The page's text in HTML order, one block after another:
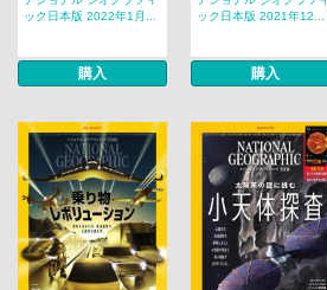
ック日本版 2022年1月...
購入
ック日本版 2021年12...
購入